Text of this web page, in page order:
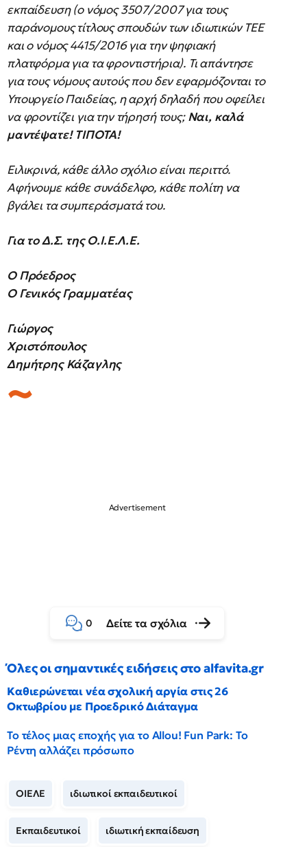
εκπαίδευση (ο νόμος 3507/2007 για τους
παράνομους τίτλους σπουδών των ιδιωτικών ΤΕΕ
και ο νόμος 4415/2016 για την ψηφιακή
πλατφόρμα για τα φροντιστήρια). Τι απάντησε
για τους νόμους αυτούς που δεν εφαρμόζονται το
Υπουργείο Παιδείας, η αρχή δηλαδή που οφείλει
να φροντίζει για την τήρησή τους;Ναι, καλά
μαντέψατε! ΤΙΠΟΤΑ!
Ειλικρινά, κάθε άλλο σχόλιο είναι περιττό.
Αφήνουμε κάθε συνάδελφο, κάθε πολίτη να
βγάλει τα συμπεράσματά του.
Για το Δ.Σ. της Ο.Ι.Ε.Λ.Ε.
Ο Πρόεδρος
Ο Γενικός Γραμματέας
Γιώργος
Χριστόπουλος
Δημήτρης Κάζαγλης
0 Δείτε τα σχόλια
Όλες οι σημαντικές ειδήσεις στο alfavita.gr
Καθιερώνεται νέα σχολική αργία στις 26
Οκτωβρίου με Προεδρικό Διάταγμα
Το τέλος μιας εποχής για το Allou! Fun Park: Το
Ρέντη αλλάζει πρόσωπο
ΟΙΕΛΕ ιδιωτικοί εκπαιδευτικοί
Εκπαιδευτικοί ιδιωτική εκπαίδευση